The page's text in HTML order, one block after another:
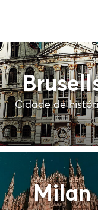
Cidade de
Milan